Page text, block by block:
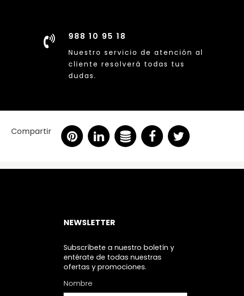
988 10 95 18
Nuestro servicio de atención al
cliente resolverá todas tus
dudas.
Compartir
NEWSLETTER
Subscríbete a nuestro boletín y
entérate de todas nuestras
ofertas y promociones.
Nombre